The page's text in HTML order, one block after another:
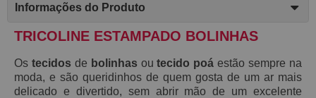
Informações do Produto
TRICOLINE ESTAMPADO BOLINHAS
Os tecidos de bolinhas ou tecido poá estão sempre na
moda, e são queridinhos de quem gosta de um ar mais
delicado e divertido, sem abrir mão de um excelente